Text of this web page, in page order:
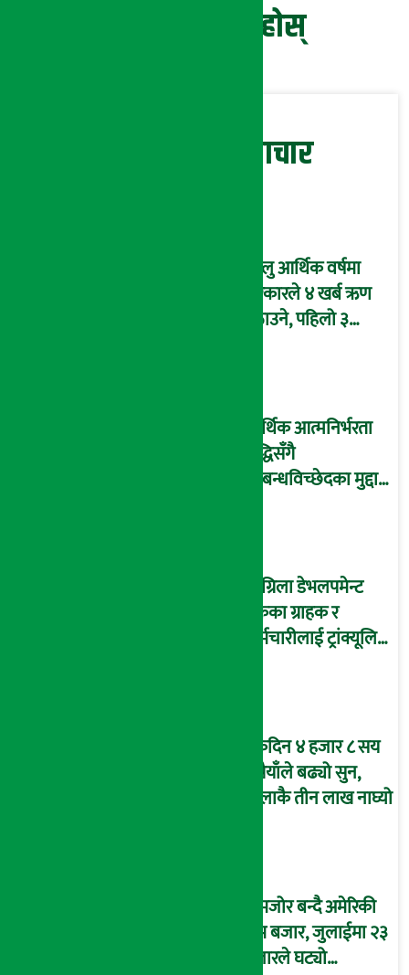
प्रतिक्रिया दिनुहोस्
सम्बन्धित समाचार
चालु आर्थिक वर्षमा
सरकारले ४ खर्ब ऋण
उठाउने, पहिलो ३
आर्थिक आत्मनिर्भरता
वृद्धिसँगै
सम्बन्धविच्छेदका मुद्दा
सांग्रिला डेभलपमेन्ट
बैंकका ग्राहक र
कर्मचारीलाई ट्रांक्यूलिटि
एकैदिन ४ हजार ८ सय
रुपैयाँले बढ्यो सुन,
तोलाकै तीन लाख नाघ्यो
कमजोर बन्दै अमेरिकी
श्रम बजार, जुलाईमा २३
हजारले घट्यो